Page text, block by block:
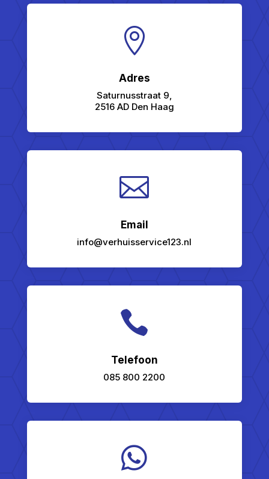

Adres
Saturnusstraat 9,
2516 AD Den Haag

Email
info@verhuisservice123.nl

Telefoon
085 800 2200
